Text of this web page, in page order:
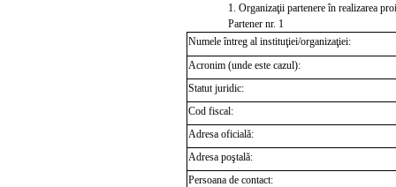
1. Organizaţii partenere în realizarea
Partener nr. 1
Numele întreg al instituţiei/organizaţiei:
Acronim (unde este cazul):
Statut juridic:
Cod fiscal:
Adresa oficială:
Adresa poştală:
Persoana de contact: